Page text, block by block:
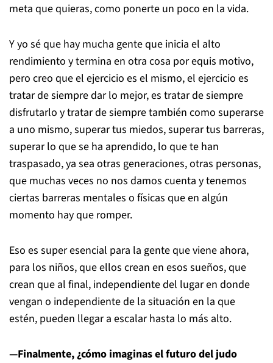
meta que quieras, como ponerte un poco en la vida.
Y yo sé que hay mucha gente que inicia el alto
rendimiento y termina en otra cosa por equis motivo,
pero creo que el ejercicio es el mismo, el ejercicio es
tratar de siempre dar lo mejor, es tratar de siempre
disfrutarlo y tratar de siempre también como superarse
a uno mismo, superar tus miedos, superar tus barreras,
superar lo que se ha aprendido, lo que te han
traspasado, ya sea otras generaciones, otras personas,
que muchas veces no nos damos cuenta y tenemos
ciertas barreras mentales o físicas que en algún
momento hay que romper.
Eso es super esencial para la gente que viene ahora,
para los niños, que ellos crean en esos sueños, que
crean que al final, independiente del lugar en donde
vengan o independiente de la situación en la que
estén, pueden llegar a escalar hasta lo más alto.
—Finalmente, ¿cómo imaginas el futuro del judo